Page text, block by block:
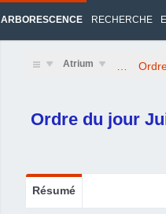
ARBORESCENCE RECHERCHE
Atrium …
Ordre du jour
Résumé